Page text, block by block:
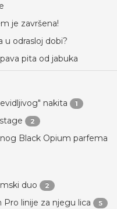
je završena!
u odrasloj dobi?
pita od jabuka
nakita 1
2
Black Opium parfema
duo 2
linije za njegu lica 5